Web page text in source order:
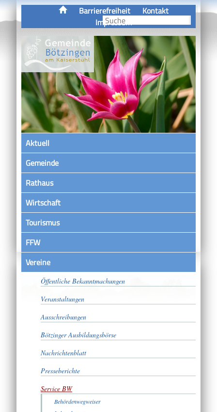
Barrierefreiheit
Kontakt
Impressum
Aktuell
Gemeinde
Rathaus
Wirtschaft
Tourismus
FFW
VereineSatzungen
Öffentliche Bekanntmachungen
Veranstaltungen
Ausschreibungen
Bötzinger Ausbildungsbörse
Nachrichtenblatt
Presseberichte
Service BW
Behördenwegweiser